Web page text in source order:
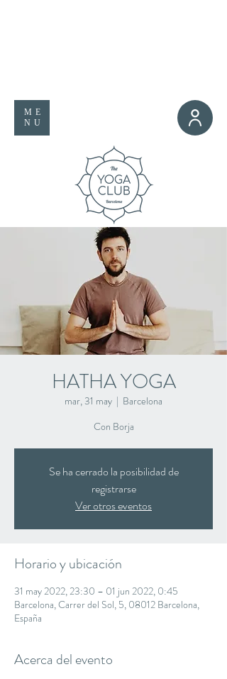
ME
NU
HATHA YOGA
mar, 31 may
  |
Barcelona
Con Borja
Se ha cerrado la posibilidad de
registrarse
Ver otros eventos
Horario y ubicación
31 may 2022, 23:30 – 01 jun 2022, 0:45
Barcelona, Carrer del Sol, 5, 08012 Barcelona,
España
Acerca del evento